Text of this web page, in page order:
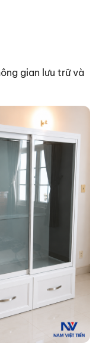
gian lưu trữ và